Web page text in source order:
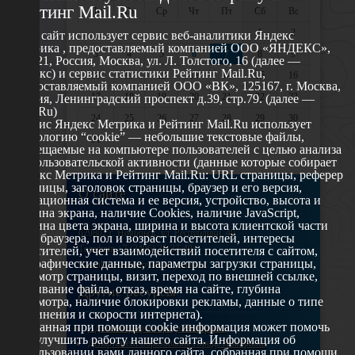
Пн
Вт Ср Чт Пт Сб
Вс
1
2
3
4 5 6 7 8
9
10
11 12 13 14 15
16
17
18 19 20 21 22
23
24
25 26 27 28 29
30
31
О сайте
629802 г. Ноябрьск, ул. Республики, 49
Телефон: +7 (3496) 35-37-49
E-mail: udsm@noyabrsk.yanao.ru
Другие ресурсы
Администрация города Ноябрьска
Департамент образования города Ноябрьска
Рейтинг Mail.Ru
Этот сайт использует сервис веб-аналитики Яндекс
Метрика , предоставляемый компанией ООО «ЯНДЕКС»,
119021, Россия, Москва, ул. Л. Толстого, 16 (далее —
Яндекс) и сервис статистики Рейтинг Mail.Ru,
предоставляемый компанией ООО «ВК», 125167, г. Москва,
Россия, Ленинградский проспект д.39, стр.79. (далее —
Mail.Ru)
Сервис Яндекс Метрика и Рейтинг Mail.Ru использует
технологию “cookie” — небольшие текстовые файлы,
размещаемые на компьютере пользователей с целью анализа
их пользовательской активности (данные которые собирает
Яндекс Метрика и Рейтинг Mail.Ru: URL страницы, реферер
страницы, заголовок страницы, браузер и его версия,
операционная система и ее версия, устройство, высота и
ширина экрана, наличие Cookies, наличие JavaScript,
глубина цвета экрана, ширина и высота клиентской части
окна браузера, пол и возраст посетителей, интересы
посетителей, учет взаимодействий посетителя с сайтом,
географические данные, параметры загрузки страницы,
просмотр страницы, визит, переход по внешней ссылке,
cкачивание файла, отказ, время на сайте, глубина
просмотра, наличие блокировки рекламы, данные о типе
соединения и скорости интернета).
Собранная при помощи cookie информация может помочь
нам улучшить работу нашего сайта. Информация об
использовании вами данного сайта, собранная при помощи